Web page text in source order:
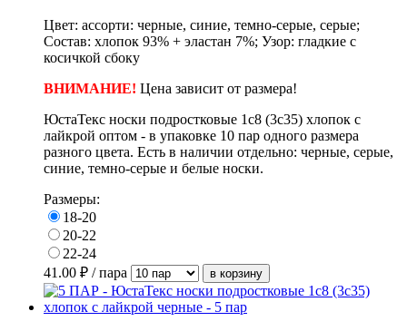
Цвет: ассорти: черные, синие, темно-серые, серые;
Состав: хлопок 93% + эластан 7%; Узор: гладкие с
косичкой сбоку
ВНИМАНИЕ! Цена зависит от размера!
ЮстаТекс носки подростковые 1с8 (3с35) хлопок с
лайкрой оптом - в упаковке 10 пар одного размера
разного цвета. Есть в наличии отдельно: черные, серые,
синие, темно-серые и белые носки.
Размеры:
18-20
20-22
22-24
41.00 ₽ / пара